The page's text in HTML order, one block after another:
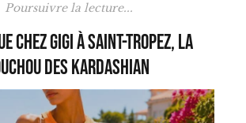
Poursuivre la lecture...
chez Gigi à Saint-Tropez, la
des Kardashian